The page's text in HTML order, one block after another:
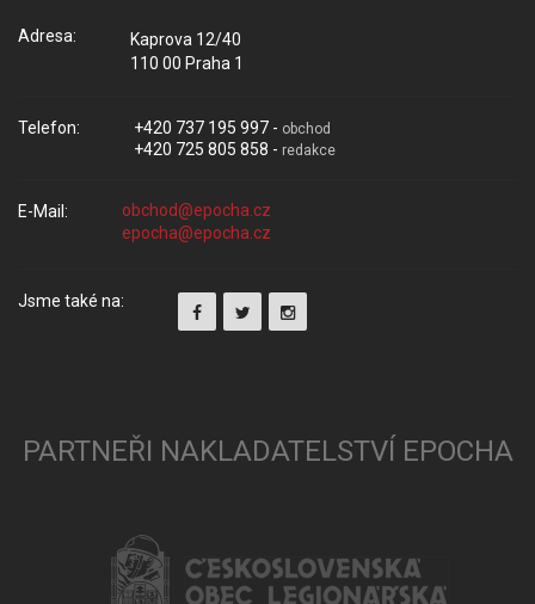
Adresa:
Kaprova 12/40
110 00 Praha 1
Telefon: +420 737 195 997 - obchod
+420 725 805 858 - redakce
E-Mail:
Jsme také na:
PARTNEŘI NAKLADATELSTVÍ EPOCHA